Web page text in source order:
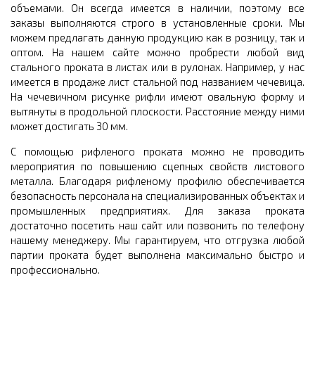
объемами. Он всегда имеется в наличии, поэтому все
заказы выполняются строго в установленные сроки. Мы
можем предлагать данную продукцию как в розницу, так и
оптом. На нашем сайте можно пробрести любой вид
стального проката в листах или в рулонах. Например, у нас
имеется в продаже лист стальной под названием чечевица.
На чечевичном рисунке рифли имеют овальную форму и
вытянуты в продольной плоскости. Расстояние между ними
может достигать 30 мм.
С помощью рифленого проката можно не проводить
мероприятия по повышению сцепных свойств листового
металла. Благодаря рифленому профилю обеспечивается
безопасность персонала на специализированных объектах и
промышленных предприятиях. Для заказа проката
достаточно посетить наш сайт или позвонить по телефону
нашему менеджеру. Мы гарантируем, что отгрузка любой
партии проката будет выполнена максимально быстро и
профессионально.